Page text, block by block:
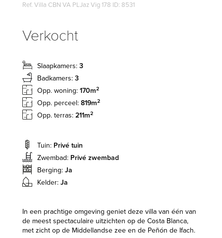
Ref. Villa CBN VA PLJaz Vig 178 ID: 8531
Verkocht
Slaapkamers: 3
Badkamers: 3
Opp. woning: 170m2
Opp. perceel: 819m2
Opp. terras: 211m2
Tuin: Privé tuin
Zwembad: Privé zwembad
Berging: Ja
Kelder: Ja
In een prachtige omgeving geniet deze villa van één van
de meest spectaculaire uitzichten op de Costa Blanca,
met zicht op de Middellandse zee en de Peñón de Ifach.